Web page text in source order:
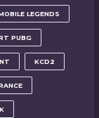
LEGENDS
PUBG
KCD2